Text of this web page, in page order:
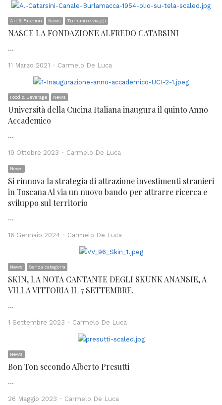
Art & Fashion News Turismo e viaggi
NASCE LA FONDAZIONE ALFREDO CATARSINI
…
11 Marzo 2021 Author
Carmelo De Luca
Food & Beverage News
Università della Cucina Italiana inaugura il quinto Anno
Accademico
…
19 Ottobre 2023 Author
Carmelo De Luca
News
Si rinnova la strategia di attrazione investimenti stranieri
in Toscana Al via un nuovo bando per attrarre ricerca e
sviluppo sul territorio
…
16 Gennaio 2024 Author
Carmelo De Luca
News Senza categoria
SKIN, LA NOTA CANTANTE DEGLI SKUNK ANANSIE, A
VILLA VITTORIA IL 7 SETTEMBRE.
…
1 Settembre 2023 Author
Carmelo De Luca
News
Bon Ton secondo Alberto Presutti
…
26 Maggio 2023 Author
Carmelo De Luca